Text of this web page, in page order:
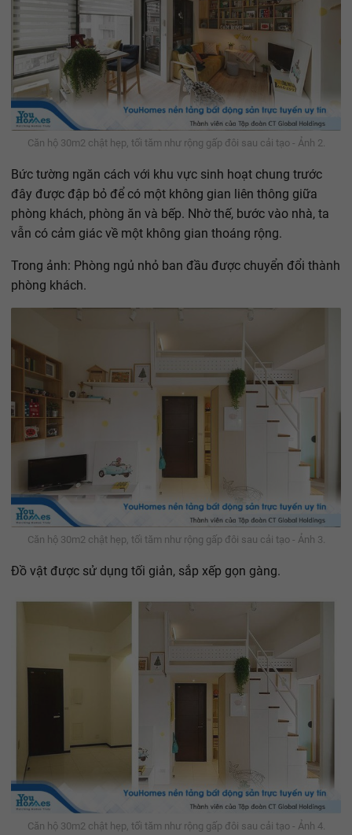
Căn hộ 30m2 chật hẹp, tối tăm như rộng gấp đôi sau cải tạo - Ảnh 2.
Bức tường ngăn cách với khu vực sinh hoạt chung trước
đây được đập bỏ để có một không gian liên thông giữa
phòng khách, phòng ăn và bếp. Nhờ thế, bước vào nhà, ta
vẫn có cảm giác về một không gian thoáng rộng.
Trong ảnh: Phòng ngủ nhỏ ban đầu được chuyển đổi thành
phòng khách.
Căn hộ 30m2 chật hẹp, tối tăm như rộng gấp đôi sau cải tạo - Ảnh 3.
Đồ vật được sử dụng tối giản, sắp xếp gọn gàng.
Căn hộ 30m2 chật hẹp, tối tăm như rộng gấp đôi sau cải tạo - Ảnh 4.